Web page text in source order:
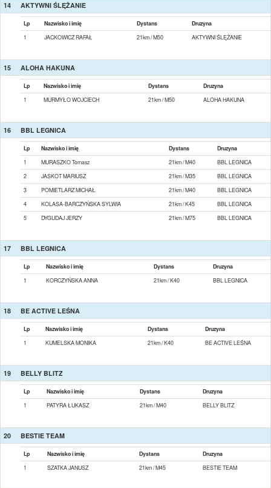
14 AKTYWNI ŚLĘŻANIE
Lp Nazwisko i imię Dystans
Druzyna
1
JACKOWICZ RAFAŁ 21km / M50 AKTYWNI ŚLĘŻANIE
15 ALOHA HAKUNA
Lp Nazwisko i imię Dystans
Druzyna
1
MURMYŁO WOJCIECH 21km / M50 ALOHA HAKUNA
16 BBL LEGNICA
Lp Nazwisko i imię Dystans
Druzyna
1
MURASZKO Tomasz 21km / M40
BBL LEGNICA
2
JASKOT MARIUSZ 21km / M35
BBL LEGNICA
3
POMIETLARZ MICHAŁ 21km / M40
BBL LEGNICA
4
KOLASA-BARCZYŃSKA SYLWIA 21km / K45
BBL LEGNICA
5
DYGUDAJ JERZY 21km / M75 BBL LEGNICA
17 BBL LEGNICA
Lp Nazwisko i imię Dystans
Druzyna
1
KORCZYŃSKA ANNA 21km / K40 BBL LEGNICA
18 BE ACTIVE LEŚNA
Lp Nazwisko i imię Dystans
Druzyna
1
KUMELSKA MONIKA 21km / K40 BE ACTIVE LEŚNA
19 BELLY BLITZ
Lp Nazwisko i imię Dystans
Druzyna
1
PATYRA ŁUKASZ 21km / M40 BELLY BLITZ
20 BESTIE TEAM
Lp Nazwisko i imię Dystans
Druzyna
1
SZATKA JANUSZ 21km / M45 BESTIE TEAM